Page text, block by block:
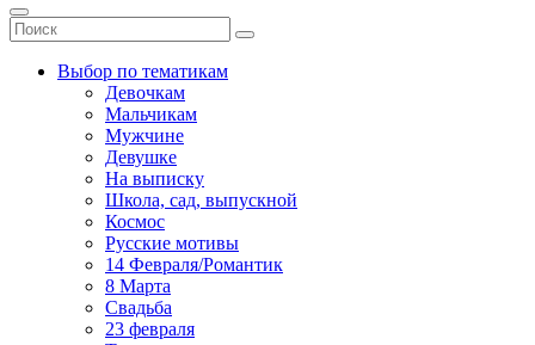
Выбор по тематикам
Девочкам
Мальчикам
Мужчине
Девушке
На выписку
Школа, сад, выпускной
Космос
Русские мотивы
14 Февраля/Романтик
8 Марта
Свадьба
23 февраля